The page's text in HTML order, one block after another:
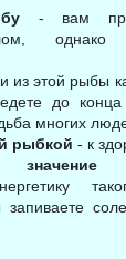
- вам
однако
из этой рыбы
до
многих
рыбкой - к
значение
запиваете